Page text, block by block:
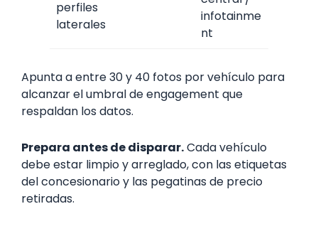
perfiles
laterales
infotainme
nt
Apunta a entre 30 y 40 fotos por vehículo para
alcanzar el umbral de engagement que
respaldan los datos.
Prepara antes de disparar.Cada vehículo
debe estar limpio y arreglado, con las etiquetas
del concesionario y las pegatinas de precio
retiradas.